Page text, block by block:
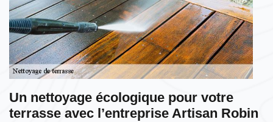
Un nettoyage écologique pour votre
terrasse avec l’entreprise Artisan Robin